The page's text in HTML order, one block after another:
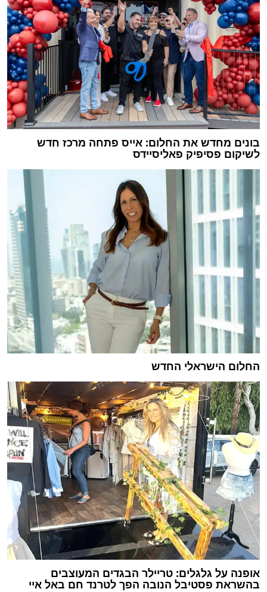
בונים מחדש את החלום: אייס פתחה מרכז חדש
לשיקום פסיפיק פאליסיידס
החלום הישראלי החדש
אופנה על גלגלים: טריילר הבגדים המעוצבים
בהשראת פסטיבל הנובה הפך לטרנד חם באל איי